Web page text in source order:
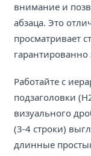
внимание и
абзаца. Это
просматривает
гарантированно
Работайте с
подзаголовки
визуального
(3-4 строки)
длинные